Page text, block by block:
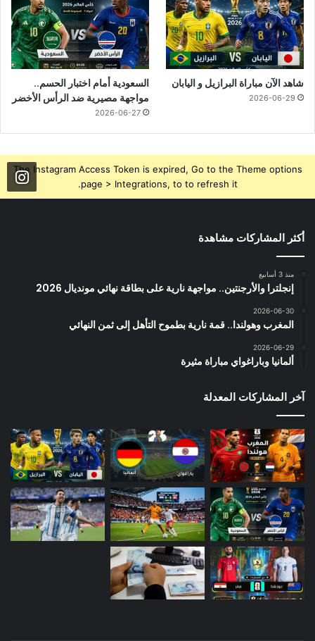
شاهد الآن مباراة البرازيل و اليابان
2026-06-29
السعودية أمام اختبار الحسم..
مواجهة مصيرية ضد الرأس الأخضر
2026-06-27
The Instagram Access Token is expired, Go to the Theme options
page > Integrations, to to refresh it.
أكثر المشاركات مشاهدة
منذ 3 أسابيع
إنجلترا والأرجنتين.. مواجهة نارية على بطاقة نهائي مونديال 2026
2026-06-30
المغرب وهولندا.. قمة نارية بطموح التأهل إلى ثمن النهائي
2026-06-29
ألمانيا وباراغواي مباراة مثيرة
آخر المشاركات المعدلة